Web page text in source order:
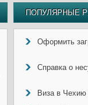
ПОПУЛЯРНЫЕ
Оформить
Справка о
Виза в Чехию